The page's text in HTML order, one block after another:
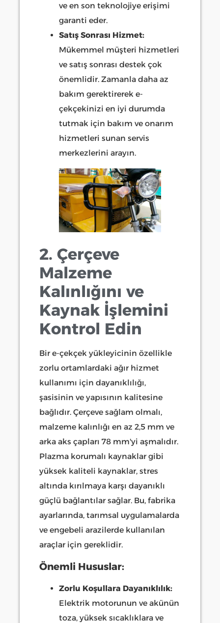
ve en son teknolojiye erişimi
garanti eder.
Satış Sonrası Hizmet:
Mükemmel müşteri hizmetleri
ve satış sonrası destek çok
önemlidir. Zamanla daha az
bakım gerektirerek e-
çekçekinizi en iyi durumda
tutmak için bakım ve onarım
hizmetleri sunan servis
merkezlerini arayın.
2. Çerçeve
Malzeme
Kalınlığını ve
Kaynak İşlemini
Kontrol Edin
Bir e-çekçek yükleyicinin özellikle
zorlu ortamlardaki ağır hizmet
kullanımı için dayanıklılığı,
şasisinin ve yapısının kalitesine
bağlıdır. Çerçeve sağlam olmalı,
malzeme kalınlığı en az 2,5 mm ve
arka aks çapları 78 mm'yi aşmalıdır.
Plazma korumalı kaynaklar gibi
yüksek kaliteli kaynaklar, stres
altında kırılmaya karşı dayanıklı
güçlü bağlantılar sağlar. Bu, fabrika
ayarlarında, tarımsal uygulamalarda
ve engebeli arazilerde kullanılan
araçlar için gereklidir.
Önemli Hususlar:
Zorlu Koşullara Dayanıklılık:
Elektrik motorunun ve akünün
toza, yüksek sıcaklıklara ve